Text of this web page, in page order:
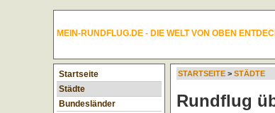
MEIN-RUNDFLUG.DE - DIE WELT VON OBEN
Startseite
Städte
Bundesländer
STARTSEITE > STÄDTE
Rundflug